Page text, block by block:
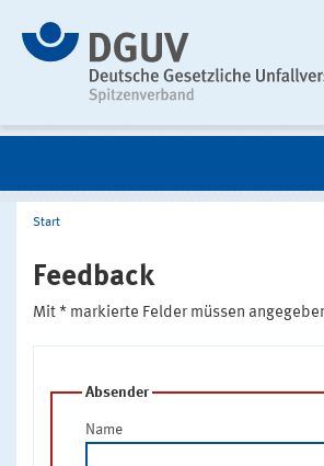
Start
Feedback
Mit * markierte Felder müssen
Absender
Name